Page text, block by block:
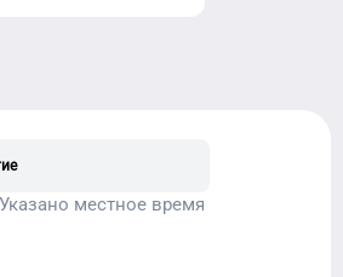
Указано местное время